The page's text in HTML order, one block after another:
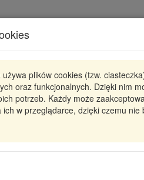
plików cookies (tzw.
oraz funkcjonalnych. Dzięki nim
potrzeb. Każdy może
ich w przeglądarce, dzięki czemu
BREMBO
SZCZĘKI HAMULC.
Radzyń 0